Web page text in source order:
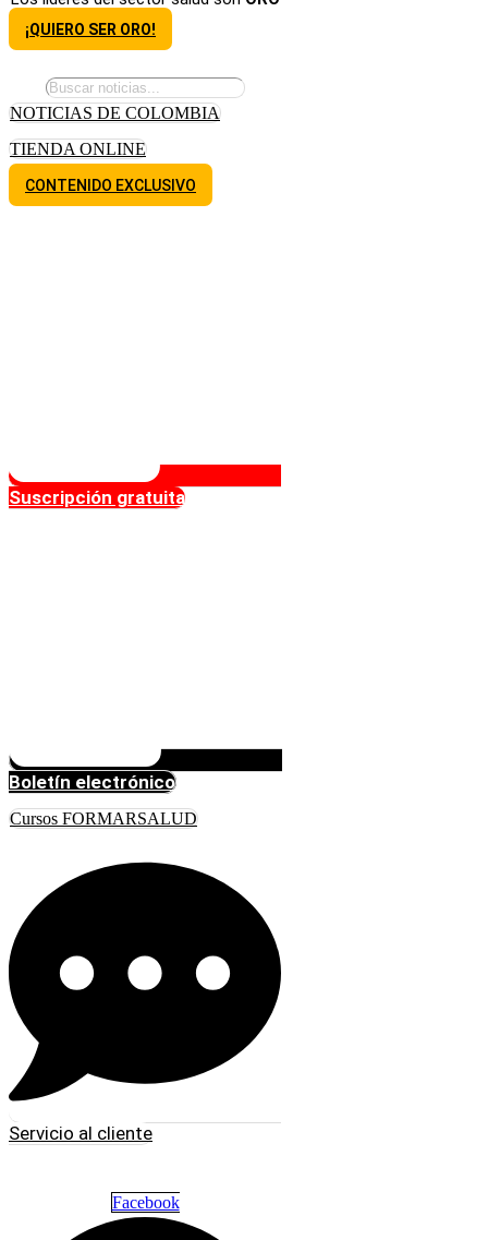
¡QUIERO SER ORO!
NOTICIAS DE COLOMBIA
TIENDA ONLINE
CONTENIDO EXCLUSIVO
Suscripción gratuita
Boletín electrónico
Cursos FORMARSALUD
Servicio al cliente
Facebook